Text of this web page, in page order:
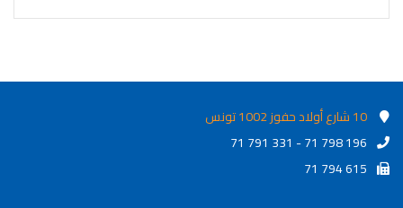
10 شارع أولاد حفوز 1002 تونس
71 791 331 - 71 798 196
71 794 615